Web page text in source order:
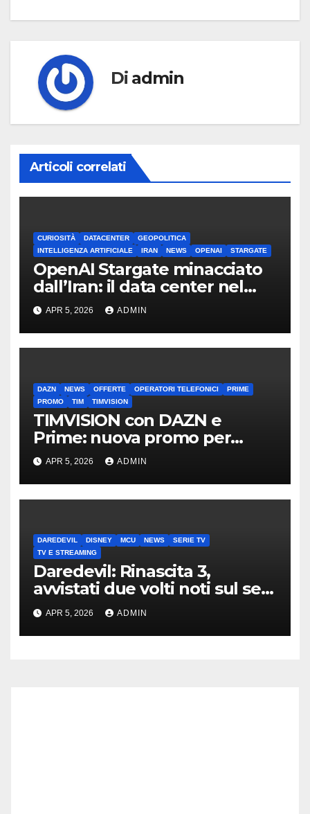
Di admin
Articoli correlati
CURIOSITÀ DATACENTER
GEOPOLITICA
INTELLIGENZA ARTIFICIALE
IRAN NEWS OPENAI STARGATE
OpenAI Stargate minacciato
dall’Iran: il data center nel
mirino
APR 5, 2026 ADMIN
DAZN NEWS OFFERTE OPERATORI TELEFONICI
PRIME
PROMO
TIM TIMVISION
TIMVISION con DAZN e
Prime: nuova promo per
clienti TIM
APR 5, 2026 ADMIN
DAREDEVIL DISNEY MCU NEWS
SERIE TV
TV E STREAMING
Daredevil: Rinascita 3,
avvistati due volti noti sul set
di New York
APR 5, 2026 ADMIN